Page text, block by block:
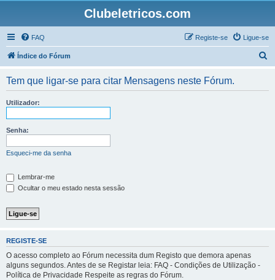
Clubeletricos.com
FAQ Ligue-se
Registe-se
Índice do Fórum
Tem que ligar-se para citar Mensagens neste Fórum.
Utilizador:
Senha:
Esqueci-me da senha
Lembrar-me
Ocultar o meu estado nesta sessão
REGISTE-SE
O acesso completo ao Fórum necessita dum Registo que demora apenas
alguns segundos. Antes de se Registar leia: FAQ - Condições de Utilização -
Política de Privacidade Respeite as regras do Fórum.